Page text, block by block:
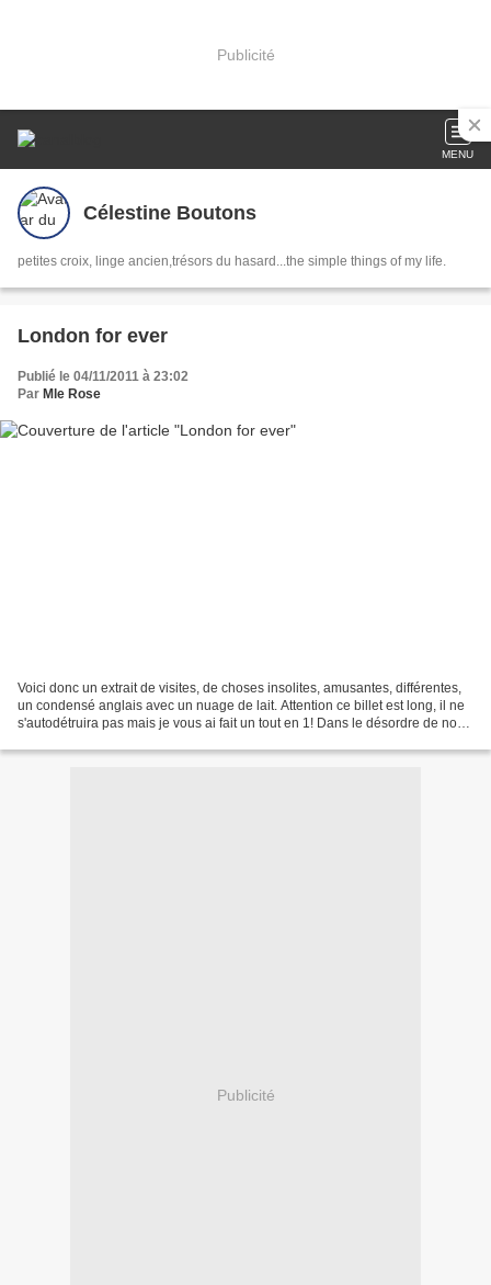
Publicité
MENU
Célestine Boutons
petites croix, linge ancien,trésors du hasard...the simple things of my life.
London for ever
Publié le 04/11/2011 à 23:02
Par Mle Rose
Voici donc un extrait de visites, de choses insolites, amusantes, différentes,
un condensé anglais avec un nuage de lait. Attention ce billet est long, il ne
s'autodétruira pas mais je vous ai fait un tout en 1! Dans le désordre de nos
Publicité